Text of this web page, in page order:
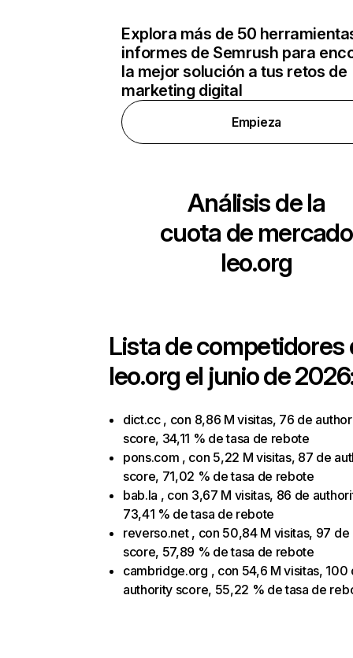
Explora más de 50
informes de Semrush para
la mejor solución a tus retos de
marketing digital
Empieza
Análisis de la
cuota de mercado
leo.org
Lista de competidores
leo.org el junio de
dict.cc , con 8,86 M visitas, 76 de
score, 34,11 % de tasa de rebote
pons.com , con 5,22 M visitas, 87 de
score, 71,02 % de tasa de rebote
bab.la , con 3,67 M visitas, 86 de
73,41 % de tasa de rebote
reverso.net , con 50,84 M visitas, 97 de
score, 57,89 % de tasa de rebote
cambridge.org , con 54,6 M visitas, 100
authority score, 55,22 % de tasa de